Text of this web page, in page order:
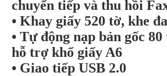
chuyển tiếp và thu hồi
• Khay giấy 520 tờ, khe
• Tự động nạp bản gốc
hỗ trợ khổ giấy A6
• Giao tiếp USB 2.0